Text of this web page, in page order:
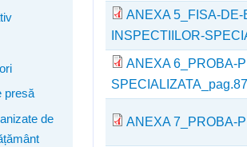
presă
de
ANEXA 5_FISA-
INSPECTIILOR-
ANEXA 6_PROBA-
ANEXA 7_PROBA-